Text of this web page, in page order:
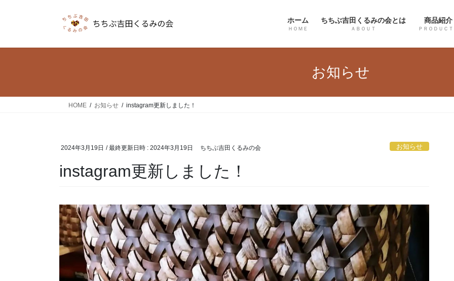
ホーム
ＨＯＭＥ
ちちぶ吉田くるみの会とは
ＡＢＯＵＴ
商品紹介
ＰＲＯＤＵＣ
お知らせ
HOME お知らせ instagram更新しました！
2024年3月19日 / 最終更新日時 : 2024年3月19日 ちちぶ吉田くるみの会 お知らせ
instagram更新しました！